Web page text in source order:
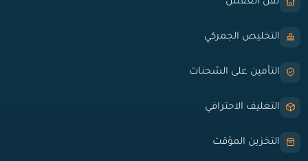
التخليص الجمركي
التأمين على الشحنات
التغليف الاحترافي
التخزين المؤقت